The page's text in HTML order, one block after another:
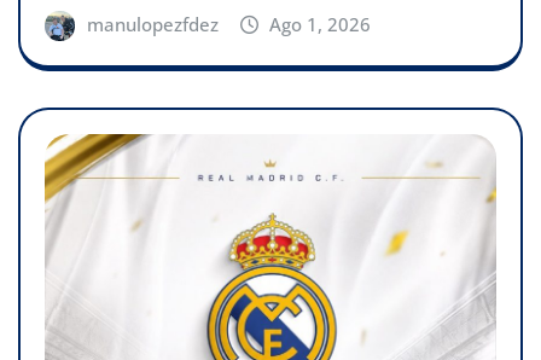
manulopezfdez Ago 1, 2026